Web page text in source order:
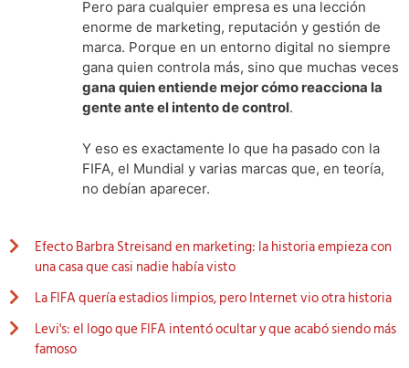
Pero para cualquier empresa es una lección
enorme de marketing, reputación y gestión de
marca. Porque en un entorno digital no siempre
gana quien controla más, sino que muchas veces
gana quien entiende mejor cómo reacciona la
gente ante el intento de control.
Y eso es exactamente lo que ha pasado con la
FIFA, el Mundial y varias marcas que, en teoría,
no debían aparecer.
Efecto Barbra Streisand en marketing: la historia empieza con
una casa que casi nadie había visto
La FIFA quería estadios limpios, pero Internet vio otra historia
Levi's: el logo que FIFA intentó ocultar y que acabó siendo más
famoso